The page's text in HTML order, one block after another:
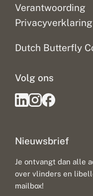
Verantwoording
Privacyverklaring
Dutch Butterfly
Nieuwsbrief
Je ontvangt dan alle
over vlinders en
mailbox!
Volg ons